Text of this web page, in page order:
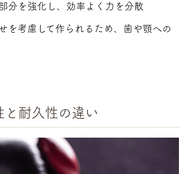
分を強化し、効率よく力を分散
を考慮して作られるため、歯や顎への
と耐久性の違い